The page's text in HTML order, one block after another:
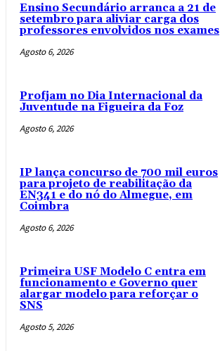
Ensino Secundário arranca a 21 de
setembro para aliviar carga dos
professores envolvidos nos exames
Agosto 6, 2026
Profjam no Dia Internacional da
Juventude na Figueira da Foz
Agosto 6, 2026
IP lança concurso de 700 mil euros
para projeto de reabilitação da
EN341 e do nó do Almegue, em
Coimbra
Agosto 6, 2026
Primeira USF Modelo C entra em
funcionamento e Governo quer
alargar modelo para reforçar o
SNS
Agosto 5, 2026